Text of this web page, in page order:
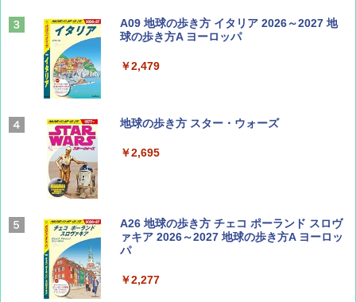
山と溪谷 2026年8月号「南アルプス大全」
Coyote No.89 特集 星野道夫 夢見る旅
￥1,540
AIRLINE（エアライン）2026年9月号【特
集】ボーイング110周年を祝して！
A09 地球の歩き方 イタリア 2026～2027 地
球の歩き方A ヨーロッパ
￥2,479
地球の歩き方 スター・ウォーズ
￥2,695
A26 地球の歩き方 チェコ ポーランド スロヴ
ァキア 2026～2027 地球の歩き方A ヨーロッ
パ
￥2,277